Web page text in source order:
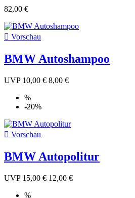
82,00 €
 Vorschau
BMW Autoshampoo
UVP 10,00 € 8,00 €
%
-20%
 Vorschau
BMW Autopolitur
UVP 15,00 € 12,00 €
%